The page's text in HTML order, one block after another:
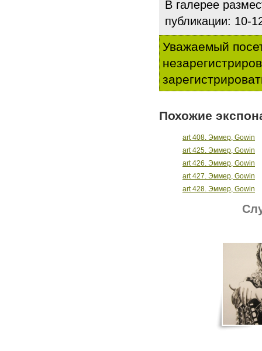
В галерее
публикации:
Уважаемый
Похожие
art 408. Эммер, Gowin
art 425. Эммер, Gowin
art 426. Эммер, Gowin
art 427. Эммер, Gowin
art 428. Эммер, Gowin